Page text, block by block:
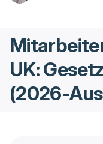
UK:
(2026-